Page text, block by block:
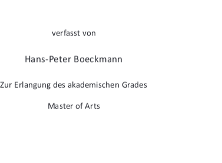
verfasst von
Hans-Peter Boeckmann
Zur Erlangung des akademischen Grades
Master of Arts